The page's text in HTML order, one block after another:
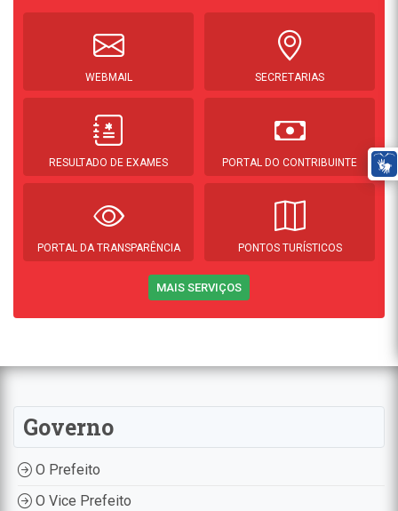
WEBMAIL SECRETARIAS
RESULTADO DE EXAMES PORTAL DO CONTRIBUINTE
PORTAL DA TRANSPARÊNCIA PONTOS TURÍSTICOS
MAIS SERVIÇOS
Governo
O Prefeito
O Vice Prefeito